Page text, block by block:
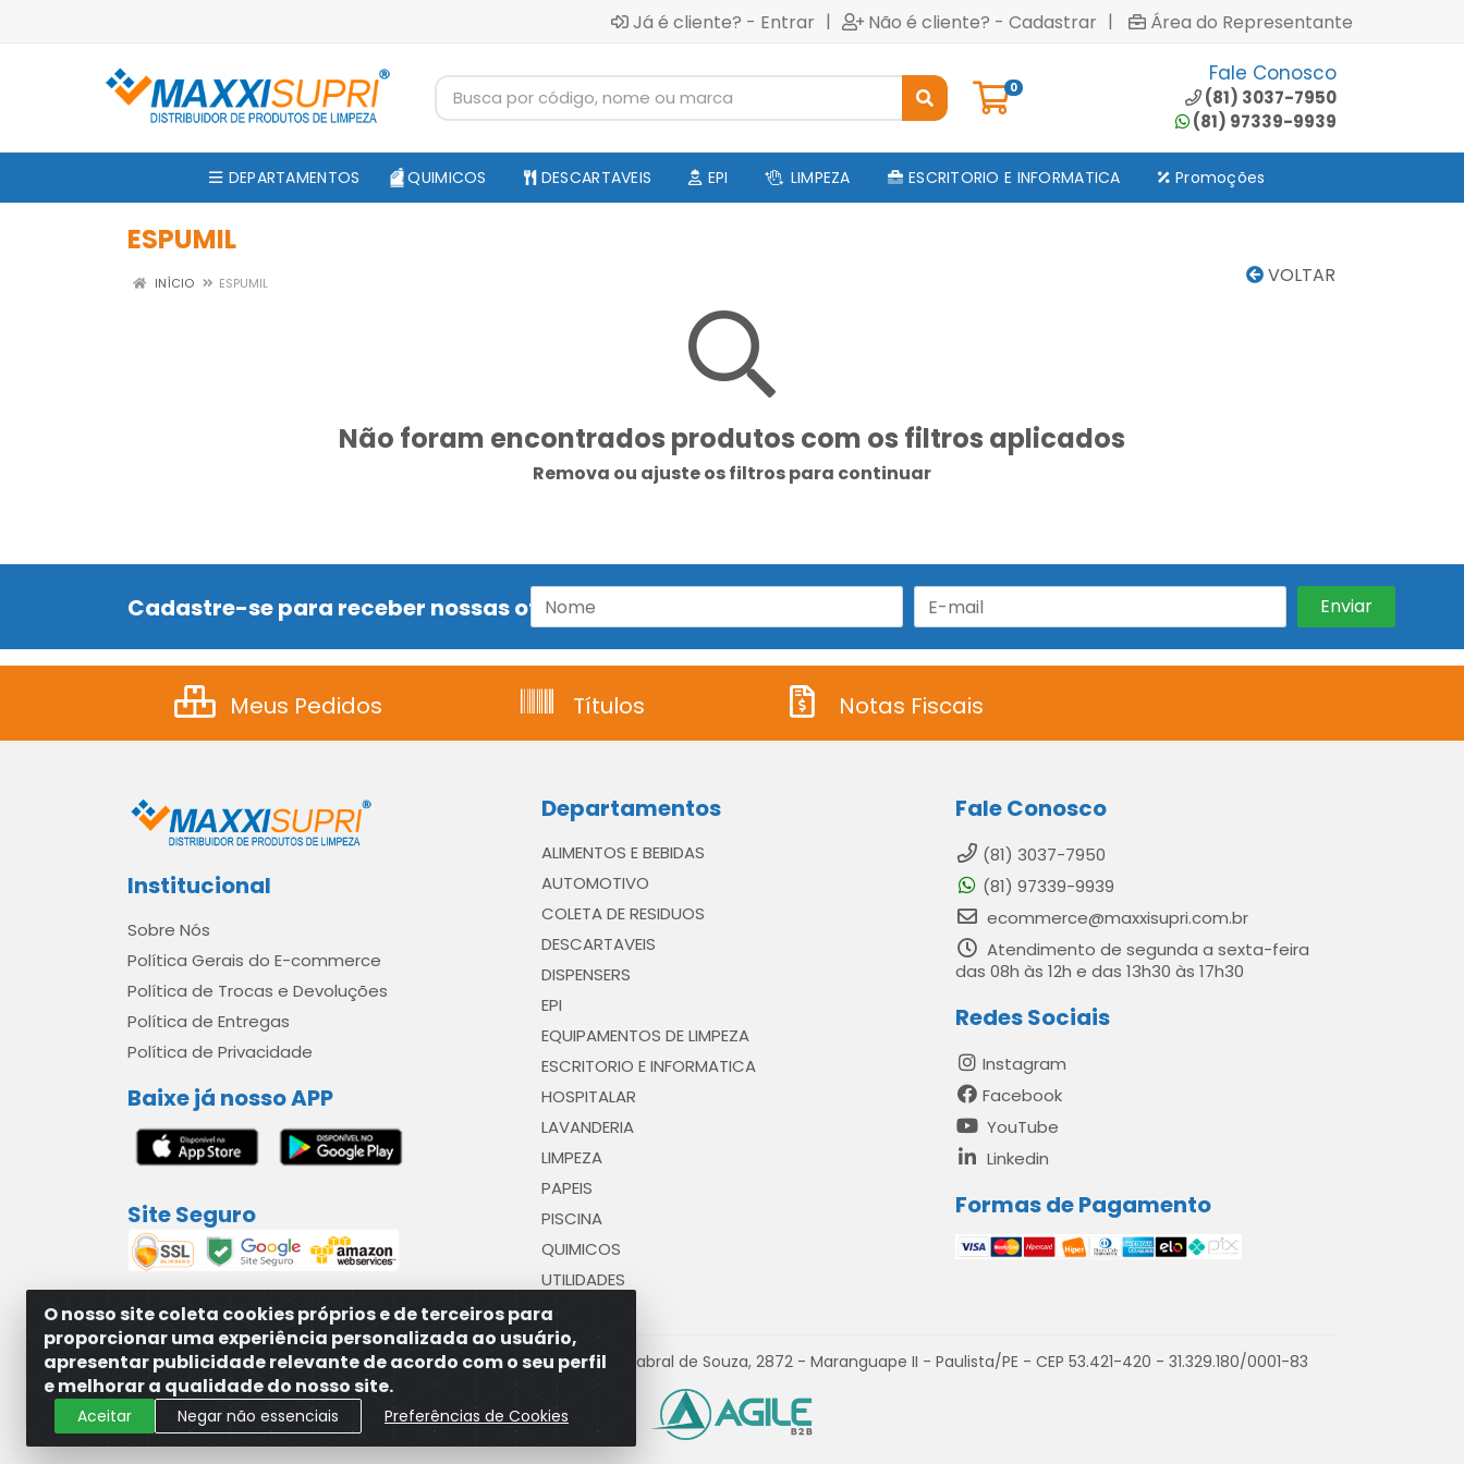
Já é cliente? - Entrar | Não é cliente? - Cadastrar | Área do Representante
0
Fale Conosco
(81) 3037-7950
(81) 97339-9939
DEPARTAMENTOS QUIMICOS DESCARTAVEIS EPI LIMPEZA ESCRITORIO E INFORMATICA Promoções
ESPUMIL
VOLTAR
INÍCIO ESPUMIL
Não foram encontrados produtos com os filtros aplicados
Remova ou ajuste os filtros para continuar
O nosso site coleta cookies próprios e de terceiros para
proporcionar uma experiência personalizada ao usuário,
apresentar publicidade relevante de acordo com o seu perfil
e melhorar a qualidade do nosso site.
Aceitar Negar não essenciais Preferências de Cookies
Cadastre-se para receber nossas ofertas!
Meus Pedidos Títulos Notas Fiscais
Institucional
Sobre Nós
Política Gerais do E-commerce
Política de Trocas e Devoluções
Política de Entregas
Política de Privacidade
Baixe já nosso APP
Site Seguro
Departamentos
ALIMENTOS E BEBIDAS
AUTOMOTIVO
COLETA DE RESIDUOS
DESCARTAVEIS
DISPENSERS
EPI
EQUIPAMENTOS DE LIMPEZA
ESCRITORIO E INFORMATICA
HOSPITALAR
LAVANDERIA
LIMPEZA
PAPEIS
PISCINA
QUIMICOS
UTILIDADES
Fale Conosco
(81) 3037-7950
(81) 97339-9939
ecommerce@maxxisupri.com.br
Atendimento de segunda a sexta-feira
das 08h às 12h e das 13h30 às 17h30
Redes Sociais
Instagram
Facebook
YouTube
Linkedin
Formas de Pagamento
MAXXISUPRI COMÉRCIO DE SANEANTES LTDA - Avenida Antônio Cabral de Souza, 2872 - Maranguape II - Paulista/PE - CEP 53.421-420 - 31.329.180/0001-83